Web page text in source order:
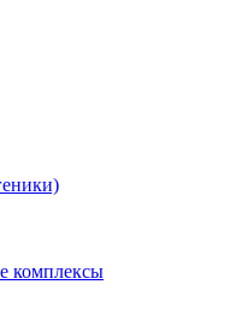
комплексы